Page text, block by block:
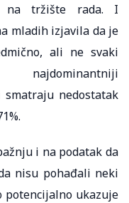
na tržište rada. I
mladih izjavila da je
ali ne svaki
nedostatak
i na podatak da
nisu pohađali neki
potencijalno ukazuje